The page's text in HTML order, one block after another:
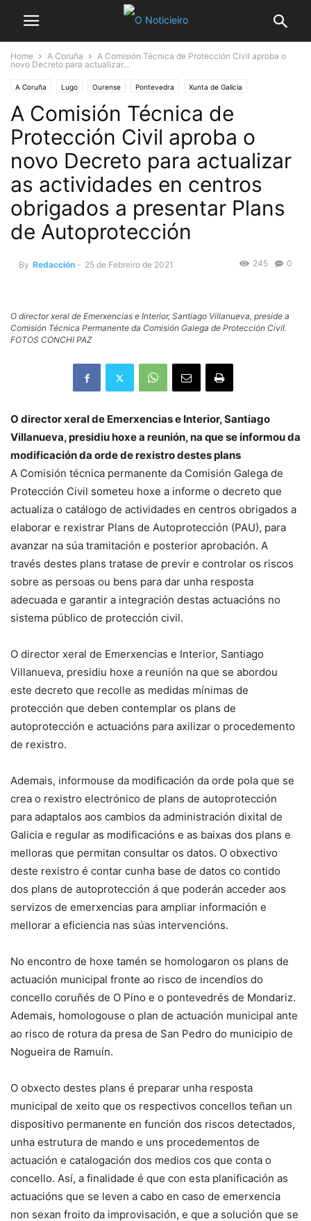
Home A Coruña
A Comisión Técnica de Protección Civil aproba o
novo Decreto para actualizar...
A Coruña Lugo Ourense Pontevedra Xunta de Galicia
A Comisión Técnica de
Protección Civil aproba o
novo Decreto para actualizar
as actividades en centros
obrigados a presentar Plans
de Autoprotección
By Redacción - 25 de Febreiro de 2021 0
245
O director xeral de Emerxencias e Interior, Santiago Villanueva, preside a
Comisión Técnica Permanente da Comisión Galega de Protección Civil.
FOTOS CONCHI PAZ
O director xeral de Emerxencias e Interior, Santiago
Villanueva, presidiu hoxe a reunión, na que se informou da
modificación da orde de rexistro destes plans
A Comisión técnica permanente da Comisión Galega de
Protección Civil someteu hoxe a informe o decreto que
actualiza o catálogo de actividades en centros obrigados a
elaborar e rexistrar Plans de Autoprotección (PAU), para
avanzar na súa tramitación e posterior aprobación. A
través destes plans tratase de previr e controlar os riscos
sobre as persoas ou bens para dar unha resposta
adecuada e garantir a integración destas actuacións no
sistema público de protección civil.
O director xeral de Emerxencias e Interior, Santiago
Villanueva, presidiu hoxe a reunión na que se abordou
este decreto que recolle as medidas mínimas de
protección que deben contemplar os plans de
autoprotección e actuacións para axilizar o procedemento
de rexistro.
Ademais, informouse da modificación da orde pola que se
crea o rexistro electrónico de plans de autoprotección
para adaptalos aos cambios da administración dixital de
Galicia e regular as modificacións e as baixas dos plans e
melloras que permitan consultar os datos. O obxectivo
deste rexistro é contar cunha base de datos co contido
dos plans de autoprotección á que poderán acceder aos
servizos de emerxencias para ampliar información e
mellorar a eficiencia nas súas intervencións.
No encontro de hoxe tamén se homologaron os plans de
actuación municipal fronte ao risco de incendios do
concello coruñés de O Pino e o pontevedrés de Mondariz.
Ademais, homologouse o plan de actuación municipal ante
ao risco de rotura da presa de San Pedro do municipio de
Nogueira de Ramuín.
O obxecto destes plans é preparar unha resposta
municipal de xeito que os respectivos concellos teñan un
dispositivo permanente en función dos riscos detectados,
unha estrutura de mando e uns procedementos de
actuación e catalogación dos medios cos que conta o
concello. Así, a finalidade é que con esta planificación as
actuacións que se leven a cabo en caso de emerxencia
non sexan froito da improvisación, e que a solución que se